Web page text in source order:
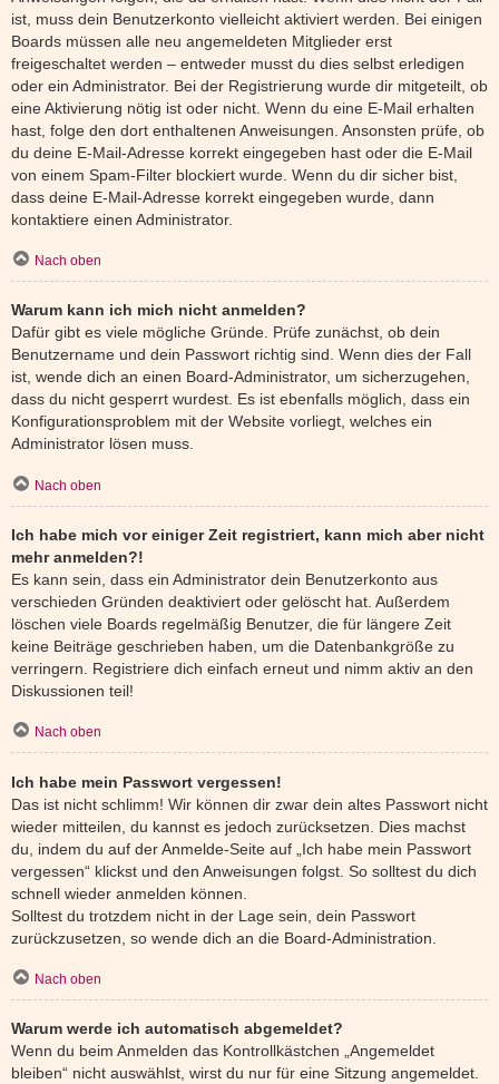
ist, muss dein Benutzerkonto vielleicht aktiviert werden. Bei einigen
Boards müssen alle neu angemeldeten Mitglieder erst
freigeschaltet werden – entweder musst du dies selbst erledigen
oder ein Administrator. Bei der Registrierung wurde dir mitgeteilt, ob
eine Aktivierung nötig ist oder nicht. Wenn du eine E-Mail erhalten
hast, folge den dort enthaltenen Anweisungen. Ansonsten prüfe, ob
du deine E-Mail-Adresse korrekt eingegeben hast oder die E-Mail
von einem Spam-Filter blockiert wurde. Wenn du dir sicher bist,
dass deine E-Mail-Adresse korrekt eingegeben wurde, dann
kontaktiere einen Administrator.
Nach oben
Warum kann ich mich nicht anmelden?
Dafür gibt es viele mögliche Gründe. Prüfe zunächst, ob dein
Benutzername und dein Passwort richtig sind. Wenn dies der Fall
ist, wende dich an einen Board-Administrator, um sicherzugehen,
dass du nicht gesperrt wurdest. Es ist ebenfalls möglich, dass ein
Konfigurationsproblem mit der Website vorliegt, welches ein
Administrator lösen muss.
Nach oben
Ich habe mich vor einiger Zeit registriert, kann mich aber nicht
mehr anmelden?!
Es kann sein, dass ein Administrator dein Benutzerkonto aus
verschieden Gründen deaktiviert oder gelöscht hat. Außerdem
löschen viele Boards regelmäßig Benutzer, die für längere Zeit
keine Beiträge geschrieben haben, um die Datenbankgröße zu
verringern. Registriere dich einfach erneut und nimm aktiv an den
Diskussionen teil!
Nach oben
Ich habe mein Passwort vergessen!
Das ist nicht schlimm! Wir können dir zwar dein altes Passwort nicht
wieder mitteilen, du kannst es jedoch zurücksetzen. Dies machst
du, indem du auf der Anmelde-Seite auf „Ich habe mein Passwort
vergessen“ klickst und den Anweisungen folgst. So solltest du dich
schnell wieder anmelden können.
Solltest du trotzdem nicht in der Lage sein, dein Passwort
zurückzusetzen, so wende dich an die Board-Administration.
Nach oben
Warum werde ich automatisch abgemeldet?
Wenn du beim Anmelden das Kontrollkästchen „Angemeldet
bleiben“ nicht auswählst, wirst du nur für eine Sitzung angemeldet.